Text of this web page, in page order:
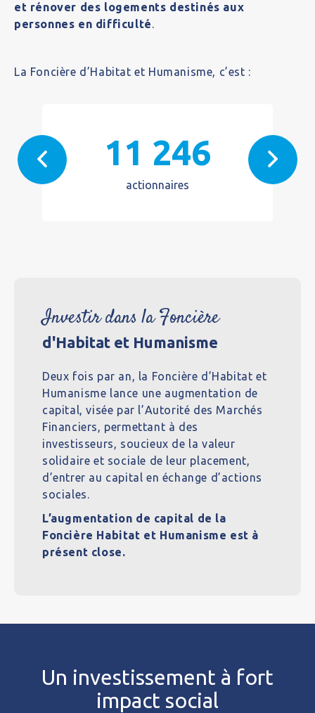
et rénover des logements destinés aux
personnes en difficulté.
La Foncière d’Habitat et Humanisme, c’est :
11 246
actionnaires
Investir dans la Foncière
d'Habitat et Humanisme
Deux fois par an, la Foncière d’Habitat et
Humanisme lance une augmentation de
capital, visée par l’Autorité des Marchés
Financiers, permettant à des
investisseurs, soucieux de la valeur
solidaire et sociale de leur placement,
d’entrer au capital en échange d’actions
sociales.
L’augmentation de capital de la
Foncière Habitat et Humanisme est à
présent close.
Un investissement à fort
impact social